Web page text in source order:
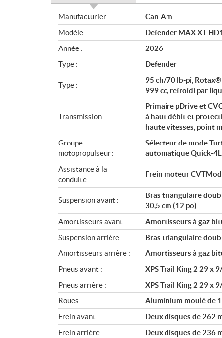
S
p
é
c
i
f
i
t
o
n
s
Manufacturier :
Can-Am
Modèle :
Defender MAX XT
Année :
2026
Type :
Defender
Type :
95 ch/70 lb-pi,
999 cc, refroidi par
Transmission :
Primaire pDrive et
à haut débit et
haute vitesses, point
Groupe
motopropulseur :
Sélecteur de mode
automatique Quick-
Assistance à la
conduite :
Frein moteur
Suspension avant :
Bras triangulaire
30,5 cm (12 po)
Amortisseurs avant :
Amortisseurs à gaz
Suspension arrière :
Bras triangulaire
Amortisseurs arrière :
Amortisseurs à gaz
Pneus avant :
XPS Trail King 2 29 x
Pneus arrière :
XPS Trail King 2 29 x
Roues :
Aluminium moulé de
Frein avant :
Deux disques de 262
Frein arrière :
Deux disques de 236